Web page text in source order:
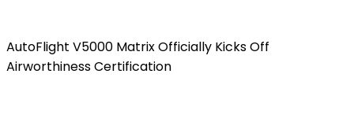
AutoFlight V5000 Matrix Officially Kicks Off
Airworthiness Certification